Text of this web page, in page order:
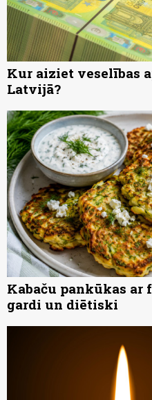
Kur aiziet veselības
Latvijā?
Kabaču pankūkas ar
gardi un diētiski